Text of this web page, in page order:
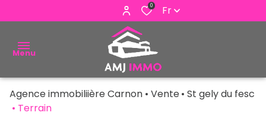
0 Fr
Menu
ACHETER
Agence immobiliière Carnon Vente
St gely du fesc
Terrain